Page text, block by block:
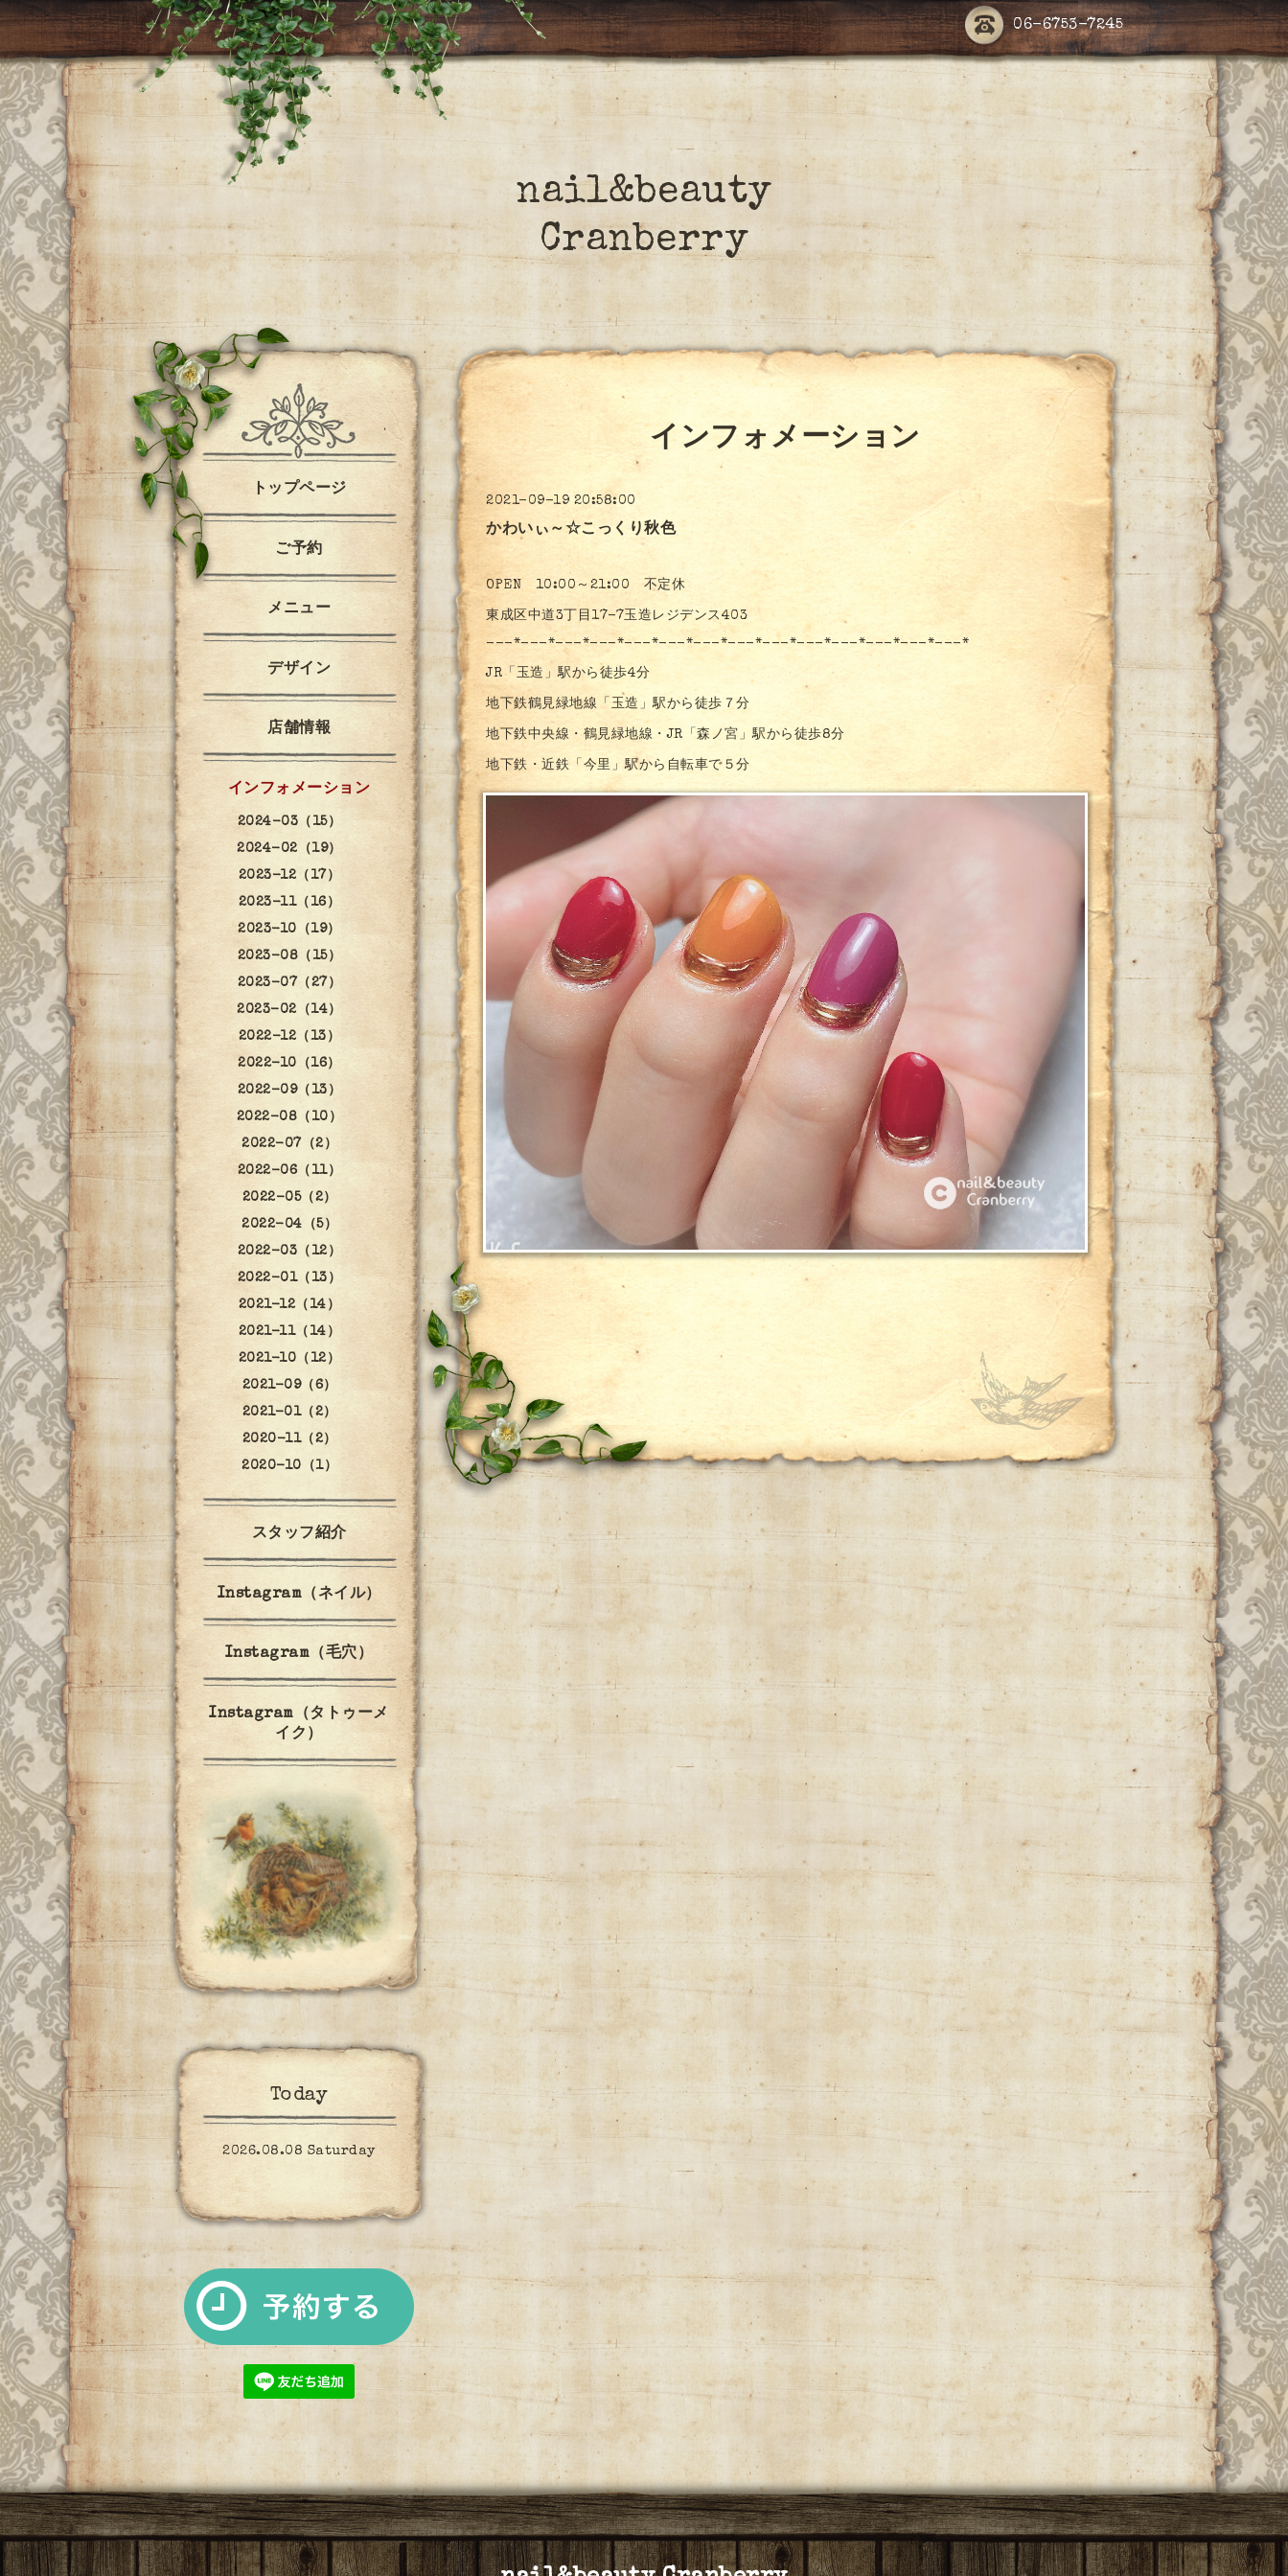
06-6753-7245
nail&beauty
Cranberry
インフォメーション
2021-09-19 20:58:00
かわいぃ～☆こっくり秋色
OPEN 10:00～21:00 不定休
東成区中道3丁目17-7玉造レジデンス403
---*---*---*---*---*---*---*---*---*---*---*---*---*---*
JR「玉造」駅から徒歩4分
地下鉄鶴見緑地線「玉造」駅から徒歩７分
地下鉄中央線・鶴見緑地線・JR「森ノ宮」駅から徒歩8分
地下鉄・近鉄「今里」駅から自転車で５分
トップページ
ご予約
メニュー
デザイン
店舗情報
インフォメーション
2024-03（15）
2024-02（19）
2023-12（17）
2023-11（16）
2023-10（19）
2023-08（15）
2023-07（27）
2023-02（14）
2022-12（13）
2022-10（16）
2022-09（13）
2022-08（10）
2022-07（2）
2022-06（11）
2022-05（2）
2022-04（5）
2022-03（12）
2022-01（13）
2021-12（14）
2021-11（14）
2021-10（12）
2021-09（6）
2021-01（2）
2020-11（2）
2020-10（1）
スタッフ紹介
Instagram（ネイル）
Instagram（毛穴）
Instagram（タトゥーメ
イク）
Today
2026.08.08 Saturday